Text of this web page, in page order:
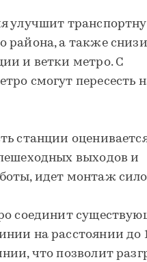
улучшит
района, а также
и ветки метро. С
смогут пересесть
станции
выходов и
идет монтаж
соединит
на расстоянии до
что позволит